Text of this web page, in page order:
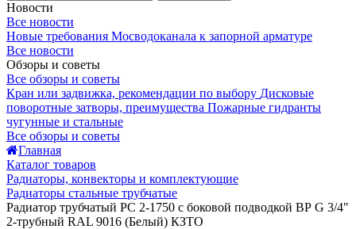
Новости
Все новости
Новые требования Мосводоканала к запорной арматуре
Все новости
Обзоры и советы
Все обзоры и советы
Кран или задвижка, рекомендации по выбору Дисковые
поворотные затворы, преимущества Пожарные гидранты
чугунные и стальные
Все обзоры и советы
Главная
Каталог товаров
Радиаторы, конвекторы и комплектующие
Радиаторы стальные трубчатые
Радиатор трубчатый РС 2-1750 с боковой подводкой ВР G 3/4"
2-трубный RAL 9016 (Белый) КЗТО